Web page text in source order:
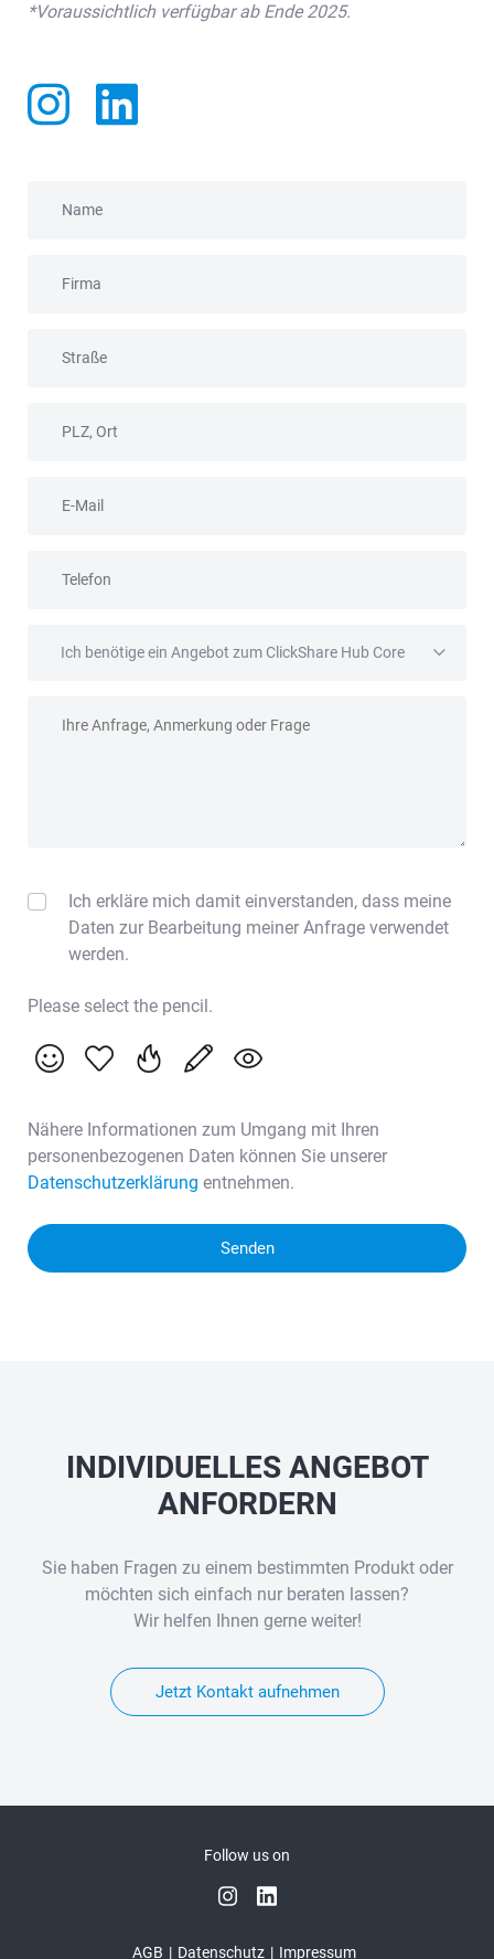
*Voraussichtlich verfügbar ab Ende 2025.
Ich erkläre mich damit einverstanden, dass meine
Daten zur Bearbeitung meiner Anfrage verwendet
werden.
Please select the pencil.
Nähere Informationen zum Umgang mit Ihren
personenbezogenen Daten können Sie unserer
Datenschutzerklärung entnehmen.
Senden
INDIVIDUELLES ANGEBOT
ANFORDERN
Sie haben Fragen zu einem bestimmten Produkt oder
möchten sich einfach nur beraten lassen?
Wir helfen Ihnen gerne weiter!
Jetzt Kontakt aufnehmen
AGB Datenschutz Impressum
Follow us on